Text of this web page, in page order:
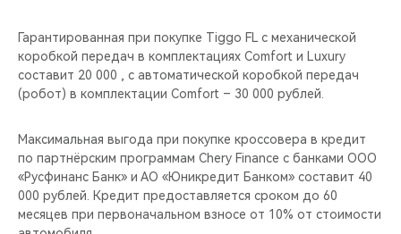
СЕДАНЫ
НОВИНКИ
CHERY CONNECT
ЛЮДИ CHERY
CHERY REMOTE
CHERY И СПОРТ
Гарантированная при покупке Tiggo FL c механической
коробкой передач в комплектациях Comfort и Luxury
составит 20 000 , c автоматической коробкой передач
(робот) в комплектации Comfort – 30 000 рублей.
Максимальная выгода при покупке кроссовера в кредит
по партнёрским программам Chery Finance c банками ООО
«Русфинанс Банк» и АО «Юникредит Банком» составит 40
000 рублей. Кредит предоставляется сроком до 60
месяцев при первоначальном взносе от 10% от стоимости